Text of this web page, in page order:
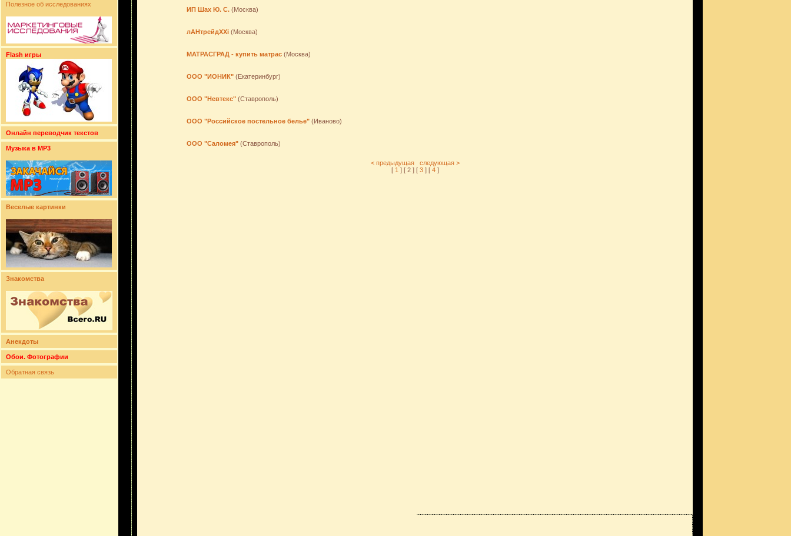
Полезное об исследованиях
Flash игры
Онлайн переводчик текстов
Музыка в MP3
Веселые картинки
Знакомства
Анекдоты
Обои. Фотографии
Обратная связь
ИП Шах Ю. С. (Москва)
лАНтрейдXXi (Москва)
МАТРАСГРАД - купить матрас (Москва)
ООО "ИОНИК" (Екатеринбург)
ООО "Невтекс" (Ставрополь)
ООО "Российское постельное белье" (Иваново)
ООО "Саломея" (Ставрополь)
< предыдущая
следующая >
[1 ] [ 2 ] [3 ] [4 ]